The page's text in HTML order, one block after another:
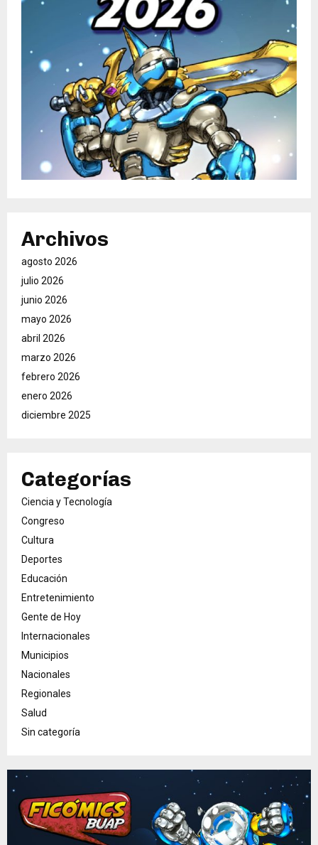
Archivos
agosto 2026
julio 2026
junio 2026
mayo 2026
abril 2026
marzo 2026
febrero 2026
enero 2026
diciembre 2025
Categorías
Ciencia y Tecnología
Congreso
Cultura
Deportes
Educación
Entretenimiento
Gente de Hoy
Internacionales
Municipios
Nacionales
Regionales
Salud
Sin categoría